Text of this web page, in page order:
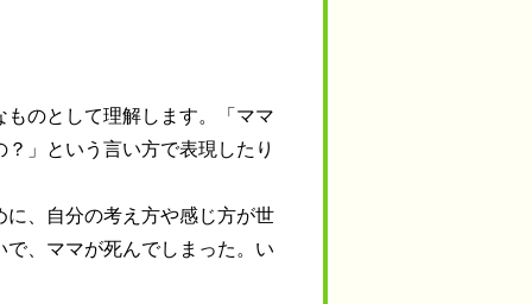
のとして理解します。「ママ
」という言い方で表現したり
、自分の考え方や感じ方が世
、ママが死んでしまった。い